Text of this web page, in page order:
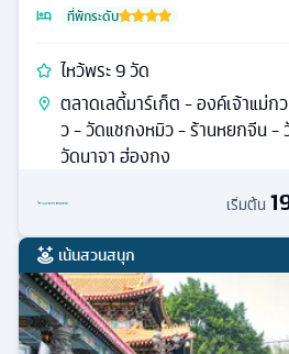
ที่พักระดับ
ไหว้พระ 9 วัด
ตลาดเลดี้มาร์เก็ต - องค์เจ้าแม่
ว - วัดแชกงหมิว - ร้านหยกจีน -
วัดนาจา ฮ่องกง
เริ่มต้น
เน้นสวนสนุก